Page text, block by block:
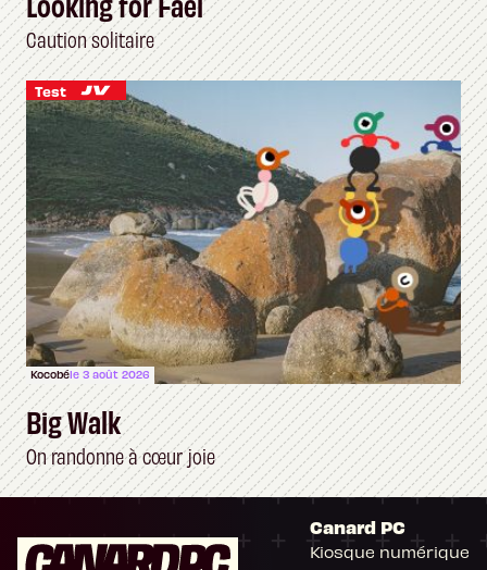
Caution solitaire
Test
Kocobéle 3 août 2026
Big Walk
On randonne à cœur joie
Canard PC
Kiosque numérique